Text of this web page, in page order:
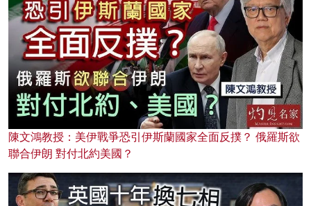
陳文鴻教授：美伊戰爭恐引伊斯蘭國家全面反撲？ 俄羅斯欲
聯合伊朗 對付北約美國？